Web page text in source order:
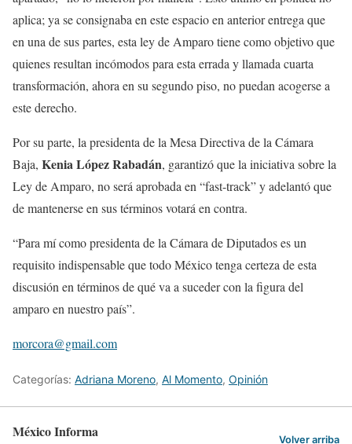
aplica; ya se consignaba en este espacio en anterior entrega que
en una de sus partes, esta ley de Amparo tiene como objetivo que
quienes resultan incómodos para esta errada y llamada cuarta
transformación, ahora en su segundo piso, no puedan acogerse a
este derecho.
Por su parte, la presidenta de la Mesa Directiva de la Cámara
Baja, Kenia López Rabadán, garantizó que la iniciativa sobre la
Ley de Amparo, no será aprobada en “fast-track” y adelantó que
de mantenerse en sus términos votará en contra.
“Para mí como presidenta de la Cámara de Diputados es un
requisito indispensable que todo México tenga certeza de esta
discusión en términos de qué va a suceder con la figura del
amparo en nuestro país”.
morcora@gmail.com
Categorías: Adriana Moreno, Al Momento, Opinión
México Informa Volver arriba